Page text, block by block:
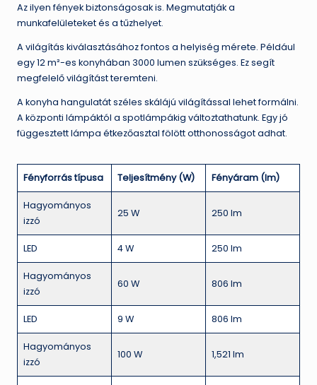
Az ilyen fények biztonságosak is. Megmutatják a
munkafelületeket és a tűzhelyet.
A világítás kiválasztásához fontos a helyiség mérete. Például
egy 12 m²-es konyhában 3000 lumen szükséges. Ez segít
megfelelő világítást teremteni.
A konyha hangulatát széles skálájú világítással lehet formálni.
A központi lámpáktól a spotlámpákig változtathatunk. Egy jó
függesztett lámpa étkezőasztal fölött otthonosságot adhat.
Fényforrás típusa Teljesítmény (W) Fényáram (lm)
Hagyományos
izzó
25 W 250 lm
LED 4 W 250 lm
Hagyományos
izzó
60 W 806 lm
LED 9 W 806 lm
Hagyományos
izzó
100 W 1,521 lm